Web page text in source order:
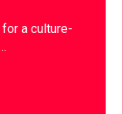
a culture-